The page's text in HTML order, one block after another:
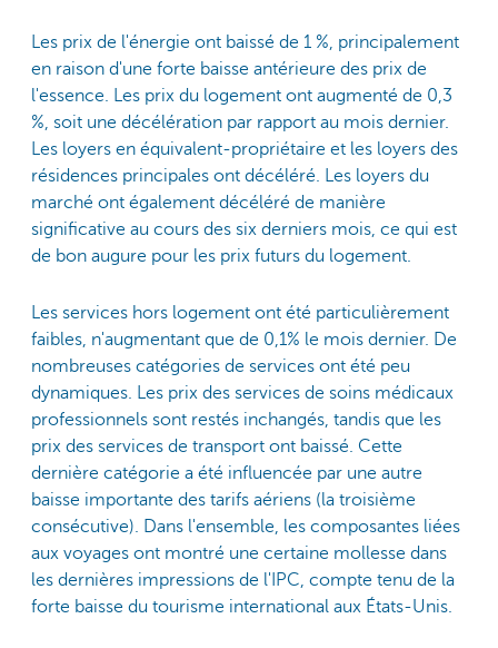
Les prix de l'énergie ont baissé de 1 %, principalement
en raison d'une forte baisse antérieure des prix de
l'essence. Les prix du logement ont augmenté de 0,3
%, soit une décélération par rapport au mois dernier.
Les loyers en équivalent-propriétaire et les loyers des
résidences principales ont décéléré. Les loyers du
marché ont également décéléré de manière
significative au cours des six derniers mois, ce qui est
de bon augure pour les prix futurs du logement.
Les services hors logement ont été particulièrement
faibles, n'augmentant que de 0,1% le mois dernier. De
nombreuses catégories de services ont été peu
dynamiques. Les prix des services de soins médicaux
professionnels sont restés inchangés, tandis que les
prix des services de transport ont baissé. Cette
dernière catégorie a été influencée par une autre
baisse importante des tarifs aériens (la troisième
consécutive). Dans l'ensemble, les composantes liées
aux voyages ont montré une certaine mollesse dans
les dernières impressions de l'IPC, compte tenu de la
forte baisse du tourisme international aux États-Unis.